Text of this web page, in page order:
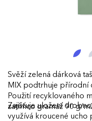
Svěží zelená dárková
MIX podtrhuje přírodní
Použití recyklovaného
zatímco gramáž 90 g/
Zajišťuje uložení
využívá kroucené ucho